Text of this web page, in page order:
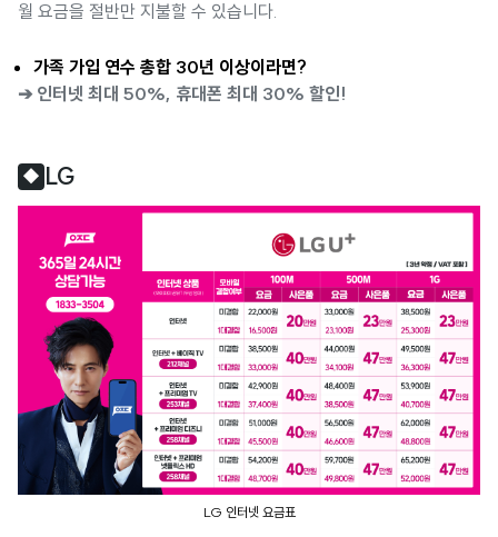
월 요금을 절반만 지불할 수 있습니다.
가족 가입 연수 총합 30년 이상이라면?
➔ 인터넷 최대 50%, 휴대폰 최대 30% 할인!
◆ LG
LG 인터넷 요금표